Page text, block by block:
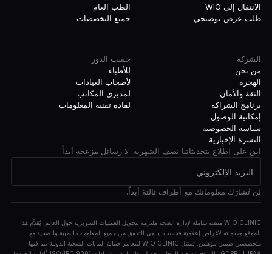
الانتقال إلى WIO
طلب عرض توضيحي
الطب العام
جميع التخصصات
الشركة
من نحن
الهجرة
الثقة والأمان
برنامج الشراكة
إمكانية الوصول
سياسة الخصوصية
حسب الدور
للأطباء
لأصحاب العيادات
لمديري المكاتب
لقادة تقنية المعلومات
النشرة الإخبارية
ابقَ على اطلاع بتحديثاتنا نصف الشهرية. لا رسائل مزعجة أبداً.
لن تُشارَك معلوماتك مع أطراف ثالثة أبداً.
WIO CLINIC منصة شاملة لإدارة الصحة ملتزمة بتحويل العمليات السريرية حول العالم. يُقدَّم هذا
الموقع وخدماته لأغراض إعلامية فحسب. ينبغي التحقق من جميع المعلومات الطبية والصحية مع
متخصصين طبيين مؤهلين. تمتثل WIO CLINIC لمعايير حماية البيانات الصحية الدولية بما فيها